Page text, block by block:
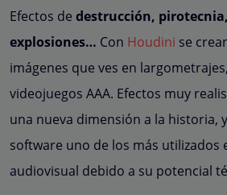
Efectos de destrucción,
explosiones… Con Houdini se
imágenes que ves en
videojuegos AAA. Efectos muy
una nueva dimensión a la historia,
software uno de los más utilizados
audiovisual debido a su potencial